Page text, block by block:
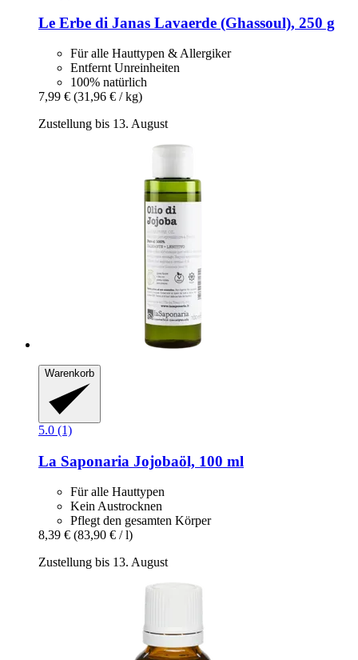
Le Erbe di Janas Lavaerde (Ghassoul), 250 g
Für alle Hauttypen & Allergiker
Entfernt Unreinheiten
100% natürlich
7,99 € (31,96 € / kg)
Zustellung bis 13. August
Warenkorb
5.0 (1)
La Saponaria Jojobaöl, 100 ml
Für alle Hauttypen
Kein Austrocknen
Pflegt den gesamten Körper
8,39 € (83,90 € / l)
Zustellung bis 13. August